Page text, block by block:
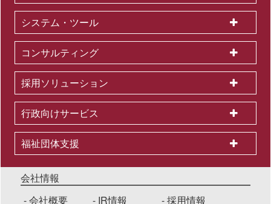
システム・ツール
コンサルティング
採用ソリューション
行政向けサービス
福祉団体支援
会社情報
会社概要
IR情報 採用情報